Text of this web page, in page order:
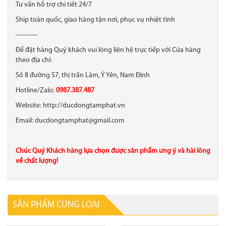
Tư vấn hỗ trợ chi tiết 24/7
Ship toàn quốc, giao hàng tận nơi, phục vụ nhiệt tình
-----------
Để đặt hàng Quý khách vui lòng liên hệ trực tiếp với Cửa hàng
theo địa chỉ:
Số 8 đường 57, thị trấn Lâm, Ý Yên, Nam Định
Hotline/Zalo: 0987.387.487
Website: http://ducdongtamphat.vn
Email: ducdongtamphat@gmail.com
Chúc Quý Khách hàng lựa chọn được sản phẩm ưng ý và hài lòng
về chất lượng!
SẢN PHẨM CÙNG LOẠI